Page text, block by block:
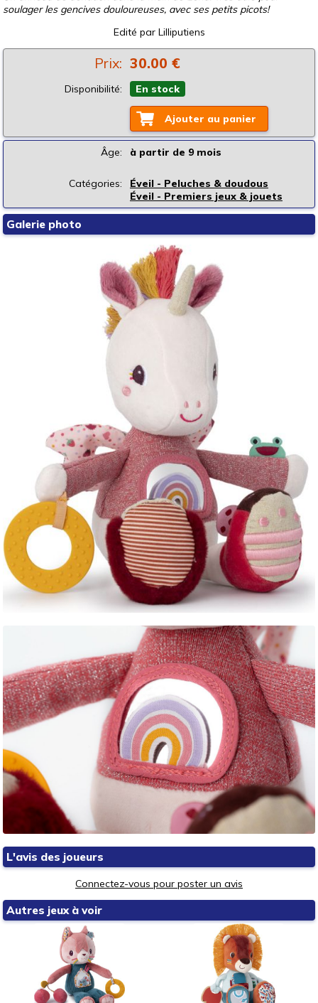
soulager les gencives douloureuses, avec ses petits picots!
Edité par Lilliputiens
Prix: 30.00 €
Disponibilité: En stock
Ajouter au panier
Âge: à partir de 9 mois
Catégories:
Éveil - Peluches & doudous
Éveil - Premiers jeux & jouets
Galerie photo
L'avis des joueurs
Connectez-vous pour poster un avis
Autres jeux à voir